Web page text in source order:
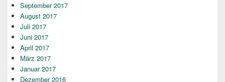
September 2017
August 2017
Juli 2017
Juni 2017
April 2017
März 2017
Januar 2017
Dezember 2016